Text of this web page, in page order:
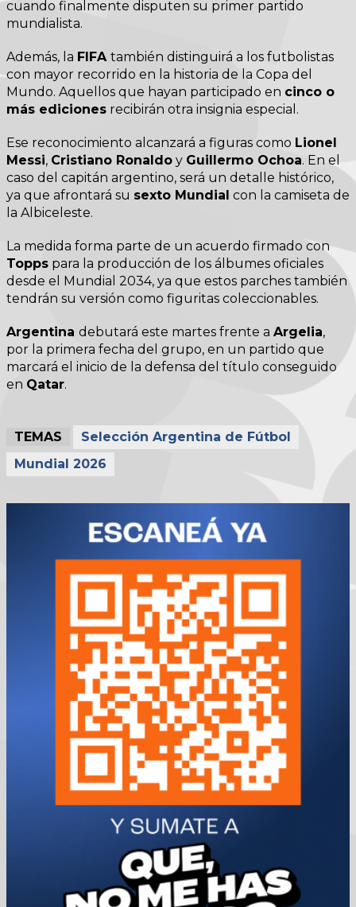
cuando finalmente disputen su primer partido
mundialista.
Además, la FIFA también distinguirá a los futbolistas
con mayor recorrido en la historia de la Copa del
Mundo. Aquellos que hayan participado en cinco o
más ediciones recibirán otra insignia especial.
Ese reconocimiento alcanzará a figuras como Lionel
Messi, Cristiano Ronaldo y Guillermo Ochoa. En el
caso del capitán argentino, será un detalle histórico,
ya que afrontará su sexto Mundial con la camiseta de
la Albiceleste.
La medida forma parte de un acuerdo firmado con
Topps para la producción de los álbumes oficiales
desde el Mundial 2034, ya que estos parches también
tendrán su versión como figuritas coleccionables.
Argentina debutará este martes frente a Argelia,
por la primera fecha del grupo, en un partido que
marcará el inicio de la defensa del título conseguido
en Qatar.
TEMAS
Selección Argentina de Fútbol
Mundial 2026